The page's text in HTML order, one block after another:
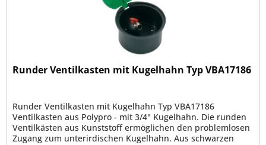
Runder Ventilkasten mit Kugelhahn Typ VBA17186
Runder Ventilkasten mit Kugelhahn Typ VBA17186
Ventilkasten aus Polypro - mit 3/4" Kugelhahn. Die runden
Ventilkästen aus Kunststoff ermöglichen den problemlosen
Zugang zum unterirdischen Kugelhahn. Aus schwarzen